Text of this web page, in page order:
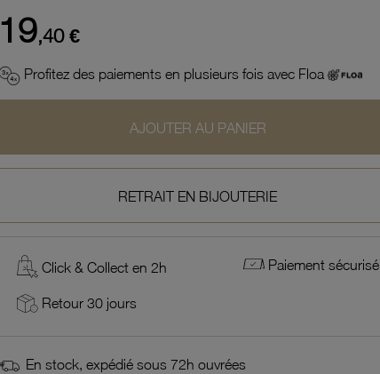
19,40 €
Profitez des paiements en plusieurs fois avec Floa
AJOUTER AU PANIER
RETRAIT EN BIJOUTERIE
Click & Collect en 2h Paiement sécurisé
Retour 30 jours
En stock, expédié sous 72h ouvrées